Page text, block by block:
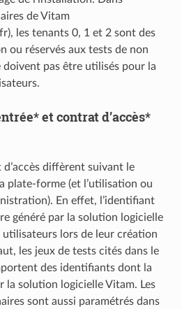
de Vitam
les tenants 0, 1 et 2 sont des
ou réservés aux tests de non
doivent pas être utilisés pour la
et contrat d’accès*
d’accès diffèrent suivant le
plate-forme (et l’utilisation ou
En effet, l’identifiant
généré par la solution logicielle
lors de leur création
les jeux de tests cités dans le
des identifiants dont la
la solution logicielle Vitam. Les
sont aussi paramétrés dans